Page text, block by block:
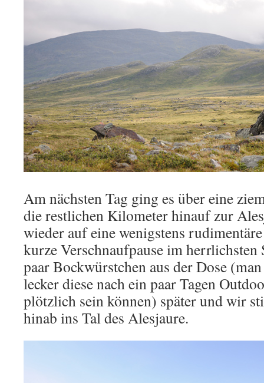
Am nächsten Tag ging es über eine
die restlichen Kilometer hinauf zur
wieder auf eine wenigstens
kurze Verschnaufpause im herrlichsten
paar Bockwürstchen aus der Dose
lecker diese nach ein paar Tagen
plötzlich sein können) später und wir
hinab ins Tal des Alesjaure.